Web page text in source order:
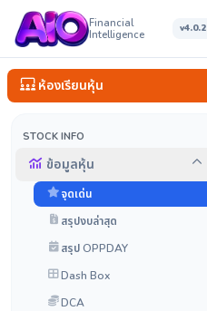
Financial
Intelligence
v4.0.2
ห้องเรียนหุ้น
STOCK INFO
ข้อมูลหุ้น
จุดเด่น
สรุปงบล่าสุด
สรุป OPPDAY
Dash Box
DCA